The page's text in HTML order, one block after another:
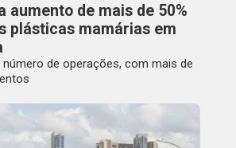
aumento de mais de 50%
plásticas mamárias em
número de operações, com mais de